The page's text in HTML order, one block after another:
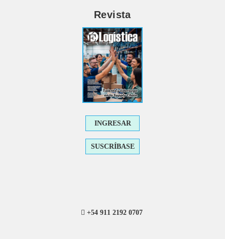
Revista
INGRESAR
SUSCRÍBASE
+54 911 2192 0707